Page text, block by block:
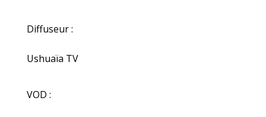
Diffuseur :
Ushuaïa TV
VOD :